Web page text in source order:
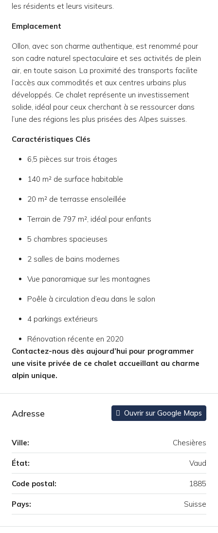
les résidents et leurs visiteurs.
Emplacement
Ollon, avec son charme authentique, est renommé pour
son cadre naturel spectaculaire et ses activités de plein
air, en toute saison. La proximité des transports facilite
l’accès aux commodités et aux centres urbains plus
développés. Ce chalet représente un investissement
solide, idéal pour ceux cherchant à se ressourcer dans
l’une des régions les plus prisées des Alpes suisses.
Caractéristiques Clés
6,5 pièces sur trois étages
140 m² de surface habitable
20 m² de terrasse ensoleillée
Terrain de 797 m², idéal pour enfants
5 chambres spacieuses
2 salles de bains modernes
Vue panoramique sur les montagnes
Poêle à circulation d’eau dans le salon
4 parkings extérieurs
Rénovation récente en 2020
Contactez-nous dès aujourd’hui pour programmer
une visite privée de ce chalet accueillant au charme
alpin unique.
Adresse Ouvrir sur Google Maps
Ville: Chesières
État: Vaud
Code postal: 1885
Pays: Suisse